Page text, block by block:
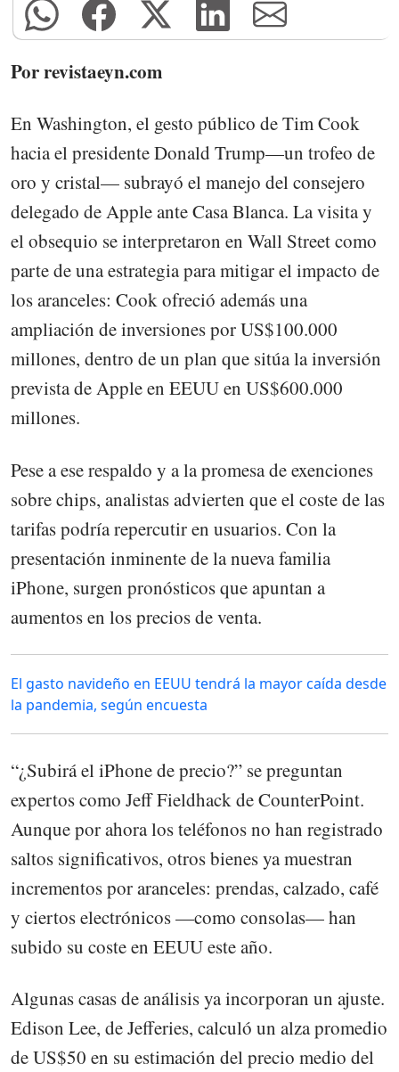
Por revistaeyn.com
En Washington, el gesto público de Tim Cook
hacia el presidente Donald Trump—un trofeo de
oro y cristal— subrayó el manejo del consejero
delegado de Apple ante Casa Blanca. La visita y
el obsequio se interpretaron en Wall Street como
parte de una estrategia para mitigar el impacto de
los aranceles: Cook ofreció además una
ampliación de inversiones por US$100.000
millones, dentro de un plan que sitúa la inversión
prevista de Apple en EEUU en US$600.000
millones.
Pese a ese respaldo y a la promesa de exenciones
sobre chips, analistas advierten que el coste de las
tarifas podría repercutir en usuarios. Con la
presentación inminente de la nueva familia
iPhone, surgen pronósticos que apuntan a
aumentos en los precios de venta.
El gasto navideño en EEUU tendrá la mayor caída desde
la pandemia, según encuesta
“¿Subirá el iPhone de precio?” se preguntan
expertos como Jeff Fieldhack de CounterPoint.
Aunque por ahora los teléfonos no han registrado
saltos significativos, otros bienes ya muestran
incrementos por aranceles: prendas, calzado, café
y ciertos electrónicos —como consolas— han
subido su coste en EEUU este año.
Algunas casas de análisis ya incorporan un ajuste.
Edison Lee, de Jefferies, calculó un alza promedio
de US$50 en su estimación del precio medio del